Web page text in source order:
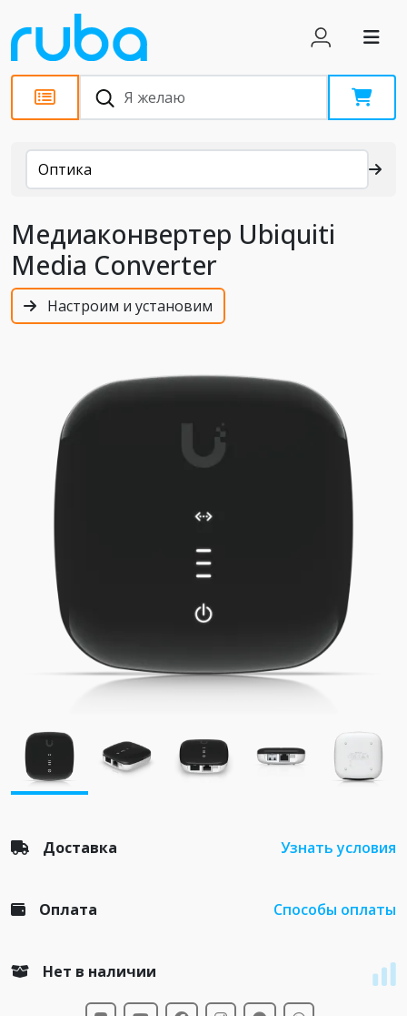
Каталог
Оптика
Медиаконвертер Ubiquiti
Media Converter
Настроим и установим
Доставка Узнать условия
Оплата Способы оплаты
Нет в наличии